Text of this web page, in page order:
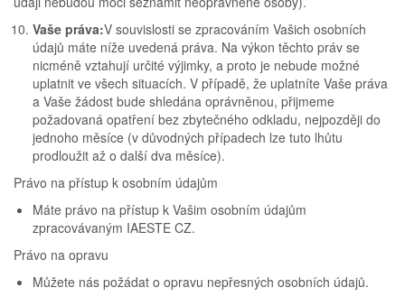
Vaše práva:V souvislosti se zpracováním Vašich osobních
údajů máte níže uvedená práva. Na výkon těchto práv se
nicméně vztahují určité výjimky, a proto je nebude možné
uplatnit ve všech situacích. V případě, že uplatníte Vaše práva
a Vaše žádost bude shledána oprávněnou, přijmeme
požadovaná opatření bez zbytečného odkladu, nejpozději do
jednoho měsíce (v důvodných případech lze tuto lhůtu
prodloužit až o další dva měsíce).
Právo na přístup k osobním údajům
Máte právo na přístup k Vašim osobním údajům
zpracovávaným IAESTE CZ.
Právo na opravu
Můžete nás požádat o opravu nepřesných osobních údajů.